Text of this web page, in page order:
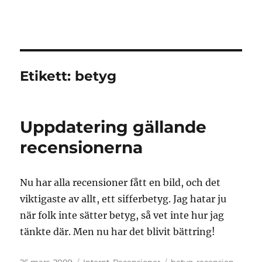
Etikett: betyg
Uppdatering gällande
recensionerna
Nu har alla recensioner fått en bild, och det
viktigaste av allt, ett sifferbetyg. Jag hatar ju
när folk inte sätter betyg, så vet inte hur jag
tänkte där. Men nu har det blivit bättring!